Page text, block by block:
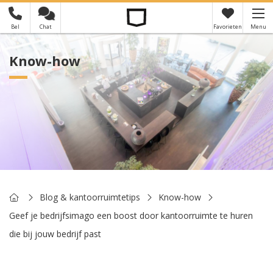
Bel Chat Favorieten Menu
Je hebt nog geen favorieten
Know-how
HomeBlog & kantoorruimtetips
Know-how
Geef je bedrijfsimago een boost door kantoorruimte te huren
die bij jouw bedrijf past